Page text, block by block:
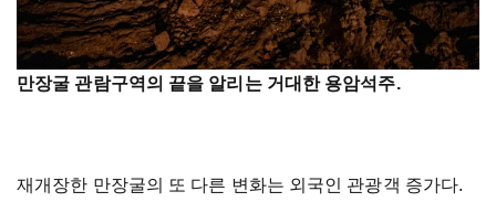
만장굴 관람구역의 끝을 알리는 거대한 용암석주.
재개장한 만장굴의 또 다른 변화는 외국인 관광객 증가다.